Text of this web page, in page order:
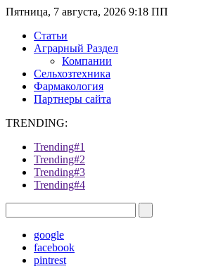
Пятница, 7 августа, 2026 9:18 ПП
Статьи
Аграрный Раздел
Компании
Сельхозтехника
Фармакология
Партнеры сайта
TRENDING:
Trending#1
Trending#2
Trending#3
Trending#4
google
facebook
pintrest